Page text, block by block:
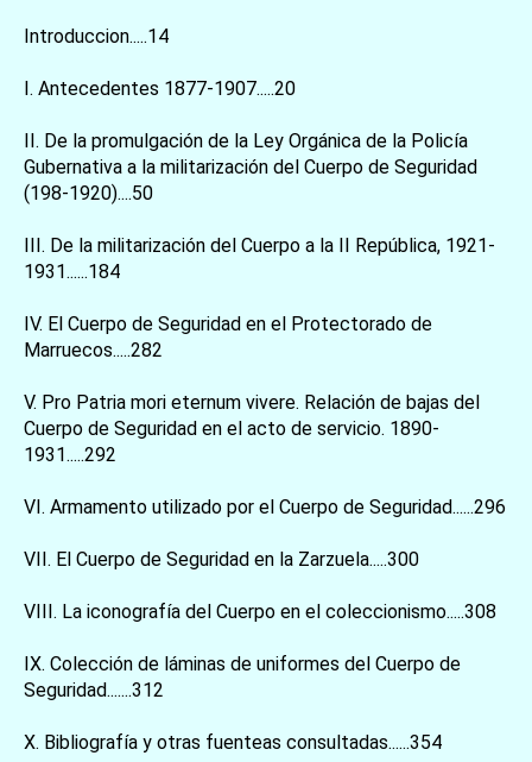
Introduccion.....14
I. Antecedentes 1877-1907.....20
II. De la promulgación de la Ley Orgánica de la Policía
Gubernativa a la militarización del Cuerpo de Seguridad
(198-1920)....50
III. De la militarización del Cuerpo a la II República, 1921-
1931......184
IV. El Cuerpo de Seguridad en el Protectorado de
Marruecos.....282
V. Pro Patria mori eternum vivere. Relación de bajas del
Cuerpo de Seguridad en el acto de servicio. 1890-
1931.....292
VI. Armamento utilizado por el Cuerpo de Seguridad......296
VII. El Cuerpo de Seguridad en la Zarzuela.....300
VIII. La iconografía del Cuerpo en el coleccionismo.....308
IX. Colección de láminas de uniformes del Cuerpo de
Seguridad.......312
X. Bibliografía y otras fuenteas consultadas......354